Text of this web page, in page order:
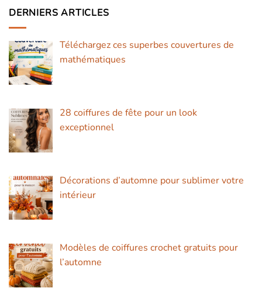
DERNIERS ARTICLES
Téléchargez ces superbes couvertures de
mathématiques
28 coiffures de fête pour un look
exceptionnel
Décorations d’automne pour sublimer votre
intérieur
Modèles de coiffures crochet gratuits pour
l’automne